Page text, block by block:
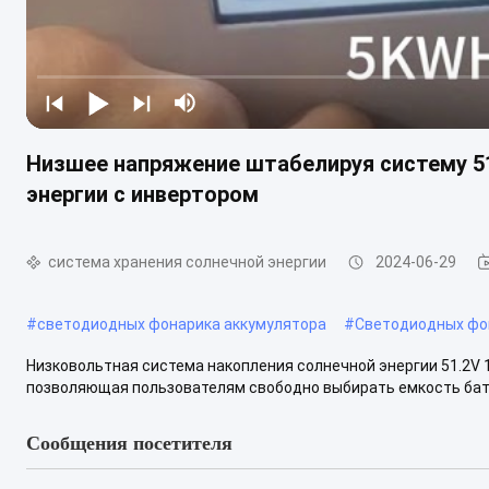
Низшее напряжение штабелируя систему
энергии с инвертором
система хранения солнечной энергии 2024-06-29
#светодиодных фонарика аккумулятора #Светодиодных
Низковольтная система накопления солнечной энергии 51.2V
позволяющая пользователям свободно выбирать емкость
Сообщения посетителя